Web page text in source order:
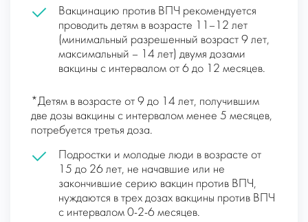
Вакцинацию против ВПЧ рекомендуется
проводить детям в возрасте 11–12 лет
(минимальный разрешенный возраст 9 лет,
максимальный – 14 лет) двумя дозами
вакцины с интервалом от 6 до 12 месяцев.
*Детям в возрасте от 9 до 14 лет, получившим
две дозы вакцины с интервалом менее 5 месяцев,
потребуется третья доза.
Подростки и молодые люди в возрасте от
15 до 26 лет, не начавшие или не
закончившие серию вакцин против ВПЧ,
нуждаются в трех дозах вакцины против ВПЧ
с интервалом 0-2-6 месяцев.